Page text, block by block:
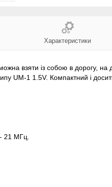
Характеристики
взяти із собою в дорогу, на
UM-1 1.5V. Компактний і
21 МГц.